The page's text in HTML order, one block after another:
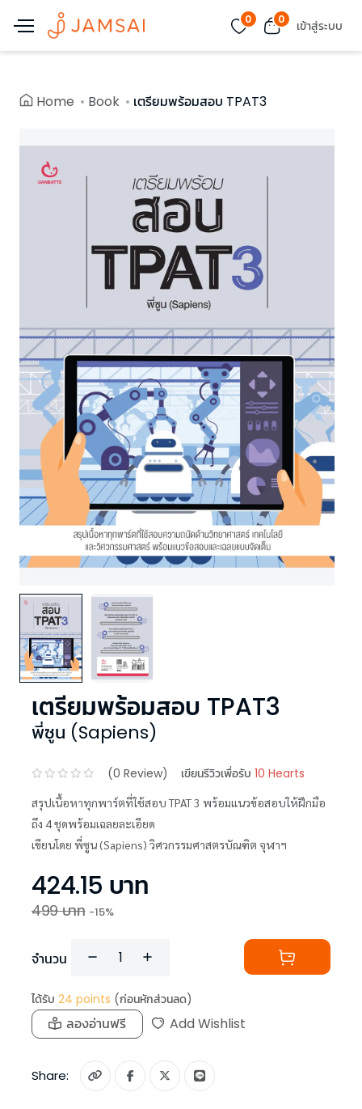
0 0 เข้าสู่ระบบ
Home Book เตรียมพร้อมสอบ TPAT3
เตรียมพร้อมสอบ TPAT3
พี่ซูน (Sapiens)
(0 Review) เขียนรีวิวเพื่อรับ 10 Hearts
สรุปเนื้อหาทุกพาร์ตที่ใช้สอบ TPAT 3 พร้อมแนวข้อสอบให้ฝึกมือ
ถึง 4 ชุดพร้อมเฉลยละเอียด
เขียนโดย พี่ซูน (Sapiens) วิศวกรรมศาสตรบัณฑิต จุฬาฯ
424.15 บาท
499บาท -15%
จำนวน
ได้รับ 24 points (ก่อนหักส่วนลด)
ลองอ่านฟรี Add Wishlist
Share: